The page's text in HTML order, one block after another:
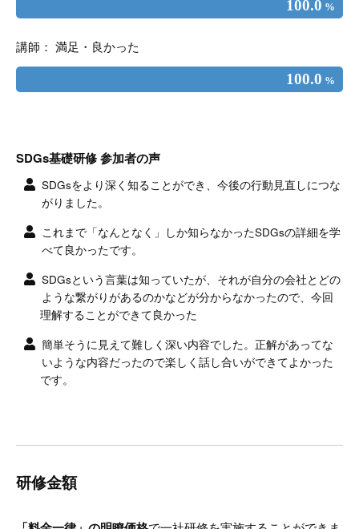
100.0 %
講師： 満足・良かった
100.0 %
SDGs基礎研修 参加者の声
SDGsをより深く知ることができ、今後の行動見直しにつな
がりました。
これまで「なんとなく」しか知らなかったSDGsの詳細を学
べて良かったです。
SDGsという言葉は知っていたが、それが自分の会社とどの
ような繋がりがあるのかなどが分からなかったので、今回
理解することができて良かった
簡単そうに見えて難しく深い内容でした。正解があってな
いような内容だったので楽しく話し合いができてよかった
です。
研修金額